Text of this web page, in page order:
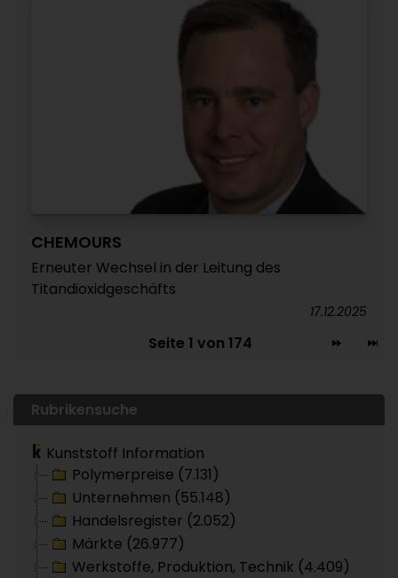
CHEMOURS
Erneuter Wechsel in der Leitung des
Titandioxidgeschäfts
17.12.2025
Seite 1 von 174
Rubrikensuche
Kunststoff Information
Polymerpreise (7.131)
Unternehmen (55.148)
Handelsregister (2.052)
Märkte (26.977)
Werkstoffe, Produktion, Technik (4.409)